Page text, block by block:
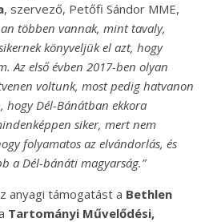
, szervező, Petőfi Sándor MME,
többen vannak, mint tavaly,
könyveljük el azt, hogy
Az első évben 2017-ben olyan
voltunk, most pedig hatvanon
Dél-Bánátban ekkora
siker, mert nem
folyamatos az elvándorlás, és
a Dél-bánáti magyarság.”
anyagi támogatást a Bethlen
Tartományi Művelődési,